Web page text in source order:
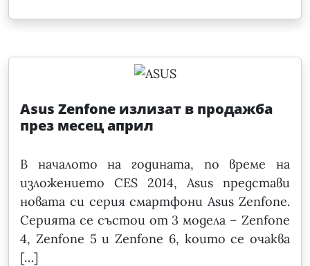
Asus Zenfone излизат в продажба
през месец април
В началото на годината, по време на
изложението CES 2014, Asus представи
новата си серия смартфони Asus Zenfone.
Серията се състои от 3 модела – Zenfone
4, Zenfone 5 и Zenfone 6, които се очаква
[…]